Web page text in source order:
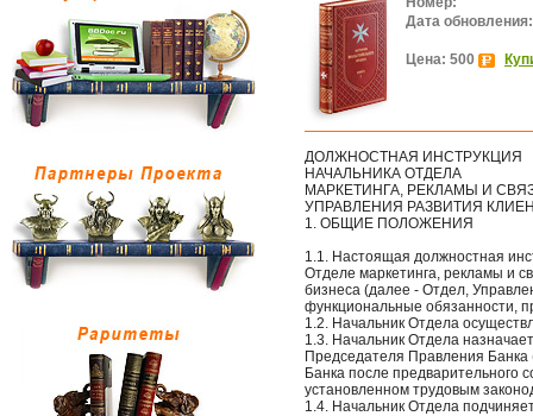
Дата обновления:
Цена: 500
ДОЛЖНОСТНАЯ ИНСТРУКЦИЯ
НАЧАЛЬНИКА ОТДЕЛА
МАРКЕТИНГА, РЕКЛАМЫ И
УПРАВЛЕНИЯ РАЗВИТИЯ
1. ОБЩИЕ ПОЛОЖЕНИЯ
1.1. Настоящая должностная
Отделе маркетинга, рекламы и
бизнеса (далее - Отдел,
функциональные обязанности,
1.2. Начальник Отдела
1.3. Начальник Отдела
Председателя Правления
Банка после предварительного
установленном трудовым
1.4. Начальник Отдела